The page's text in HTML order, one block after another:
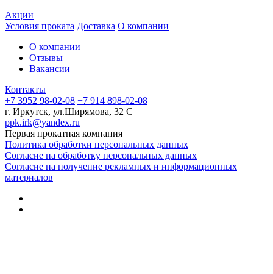
Акции
Условия проката Доставка О компании
О компании
Отзывы
Вакансии
Контакты
+7 3952 98-02-08 +7 914 898-02-08
г. Иркутск, ул.Ширямова, 32 С
ppk.irk@yandex.ru
Первая прокатная компания
Политика обработки персональных данных
Согласие на обработку персональных данных
Согласие на получение рекламных и информационных
материалов